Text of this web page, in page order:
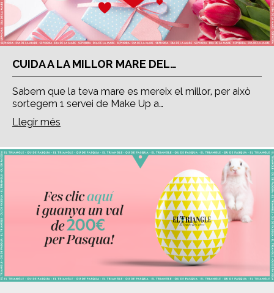
CUIDA A LA MILLOR MARE DEL…
Sabem que la teva mare es mereix el millor, per això
sortegem 1 servei de Make Up a…
Llegir més